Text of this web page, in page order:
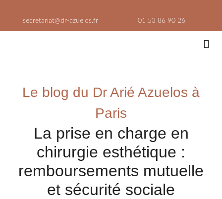
secretariat@dr-azuelos.fr 01 53 86 90 26
La prise en charge en
chirurgie esthétique :
remboursements mutuelle
et sécurité sociale
Le blog du Dr Arié Azuelos à
Paris